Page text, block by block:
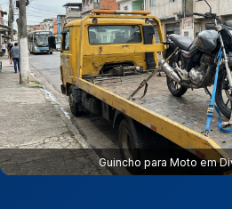
Guincho para Moto em